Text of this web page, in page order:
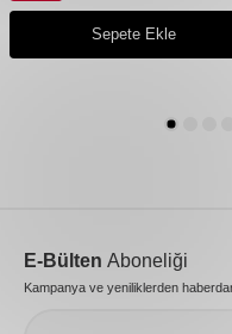
Sepete Ekle
E-Bülten Aboneliği
Kampanya ve yeniliklerden